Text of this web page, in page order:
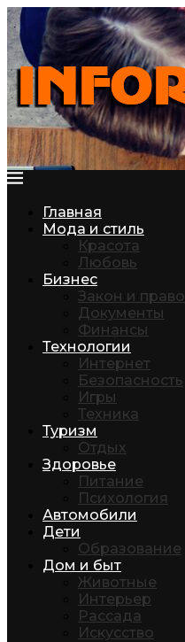
Главная
Мода и стиль
Красота
Любовь
Бизнес
Закон и право
Документы
Финансы
Технологии
Интернет
Безопасность
Игры
Техника
Туризм
Отдых
Здоровье
Питание
Психология
Автомобили
Дети
Образование
Дом и быт
Животные
Интерьер
Рассада
Искусство